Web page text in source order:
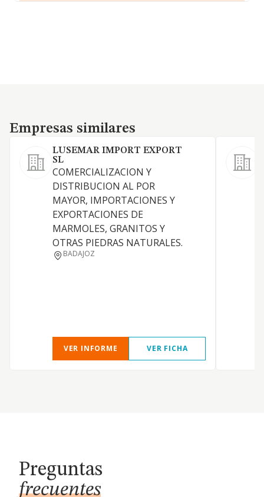
Empresas similares
Empresas similares
LUSEMAR IMPORT EXPORT
SL
COMERCIALIZACION Y
DISTRIBUCION AL POR
MAYOR, IMPORTACIONES Y
EXPORTACIONES DE
MARMOLES, GRANITOS Y
OTRAS PIEDRAS NATURALES.
BADAJOZ
VER INFORME VER FICHA
Preguntas
frecuentes